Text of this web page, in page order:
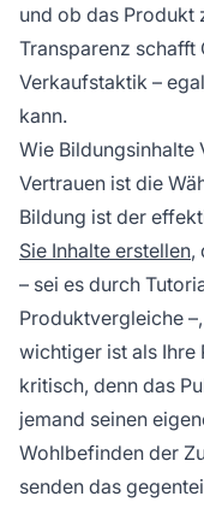
und ob das Produkt
Transparenz
Verkaufstaktik –
kann.
Wie Bildungsinhalte
Vertrauen ist die
Bildung ist der
Sie Inhalte erstellen,
– sei es durch
Produktvergleiche
wichtiger ist als Ihre
kritisch, denn das
jemand seinen
Wohlbefinden der
senden das